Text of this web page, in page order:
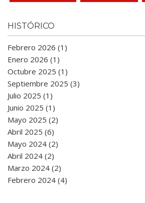
HISTÓRICO
Febrero 2026 (1)
Enero 2026 (1)
Octubre 2025 (1)
Septiembre 2025 (3)
Julio 2025 (1)
Junio 2025 (1)
Mayo 2025 (2)
Abril 2025 (6)
Mayo 2024 (2)
Abril 2024 (2)
Marzo 2024 (2)
Febrero 2024 (4)